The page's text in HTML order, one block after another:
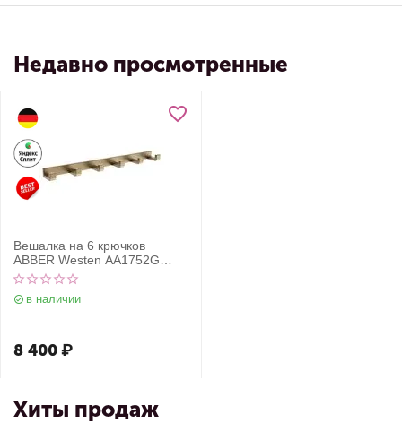
Недавно просмотренные
Вешалка на 6 крючков
ABBER Westen AA1752G
золото матовое
в наличии
8 400₽
Хиты продаж